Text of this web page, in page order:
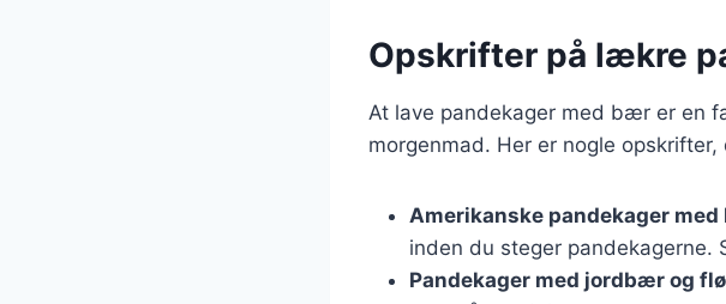
Opskrifter på lækre
At lave pandekager med bær er en
morgenmad. Her er nogle opskrifter,
Amerikanske pandekager
inden du steger pandekagerne.
Pandekager med jordbær og